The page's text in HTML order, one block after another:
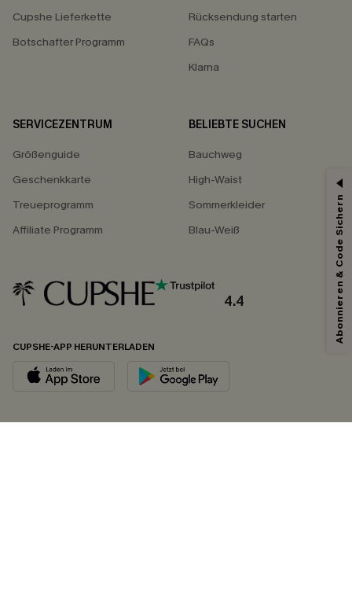
Cupshe Lieferkette
Botschafter Programm
Rücksendung starten
FAQs
Klarna
SERVICEZENTRUM
Größenguide
Geschenkkarte
Treueprogramm
Affiliate Programm
BELIEBTE SUCHEN
Bauchweg
High-Waist
Sommerkleider
Blau-Weiß
4.4
CUPSHE-APP HERUNTERLADEN
Abonnieren & Code Sichern